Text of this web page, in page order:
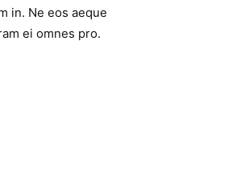
in. Ne eos aeque
ei omnes pro.